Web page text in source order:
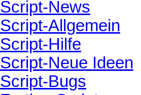
Script-News
Script-Allgemein
Script-Hilfe
Script-Neue Ideen
Script-Bugs